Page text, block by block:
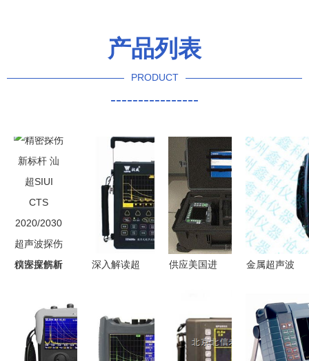
产品列表
PRODUCT
----------------
精密探伤新
SIUI CTS
2020/2030
超声波探伤
深入解读超
能、应用与
优势
供应美国进
1000超声
波探伤仪
金属超声波
ZT301型超
声波探伤仪
的应用与优